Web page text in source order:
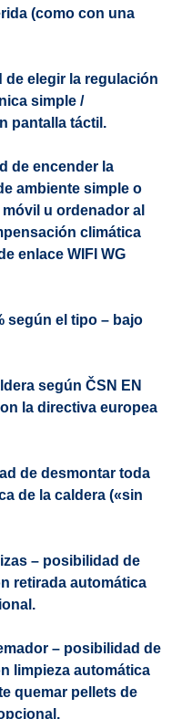
(como con una
de elegir la regulación
simple /
pantalla táctil.
de encender la
ambiente simple o
u ordenador al
climática
enlace WIFI WG
según el tipo – bajo
según ČSN EN
la directiva europea
de desmontar toda
de la caldera («sin
– posibilidad de
retirada automática
– posibilidad de
limpieza automática
quemar pellets de